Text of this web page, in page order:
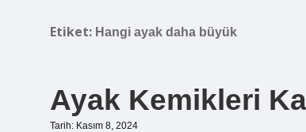
Etiket: Hangi ayak daha büyük
Ayak Kemikleri
Tarih: Kasım 8, 2024